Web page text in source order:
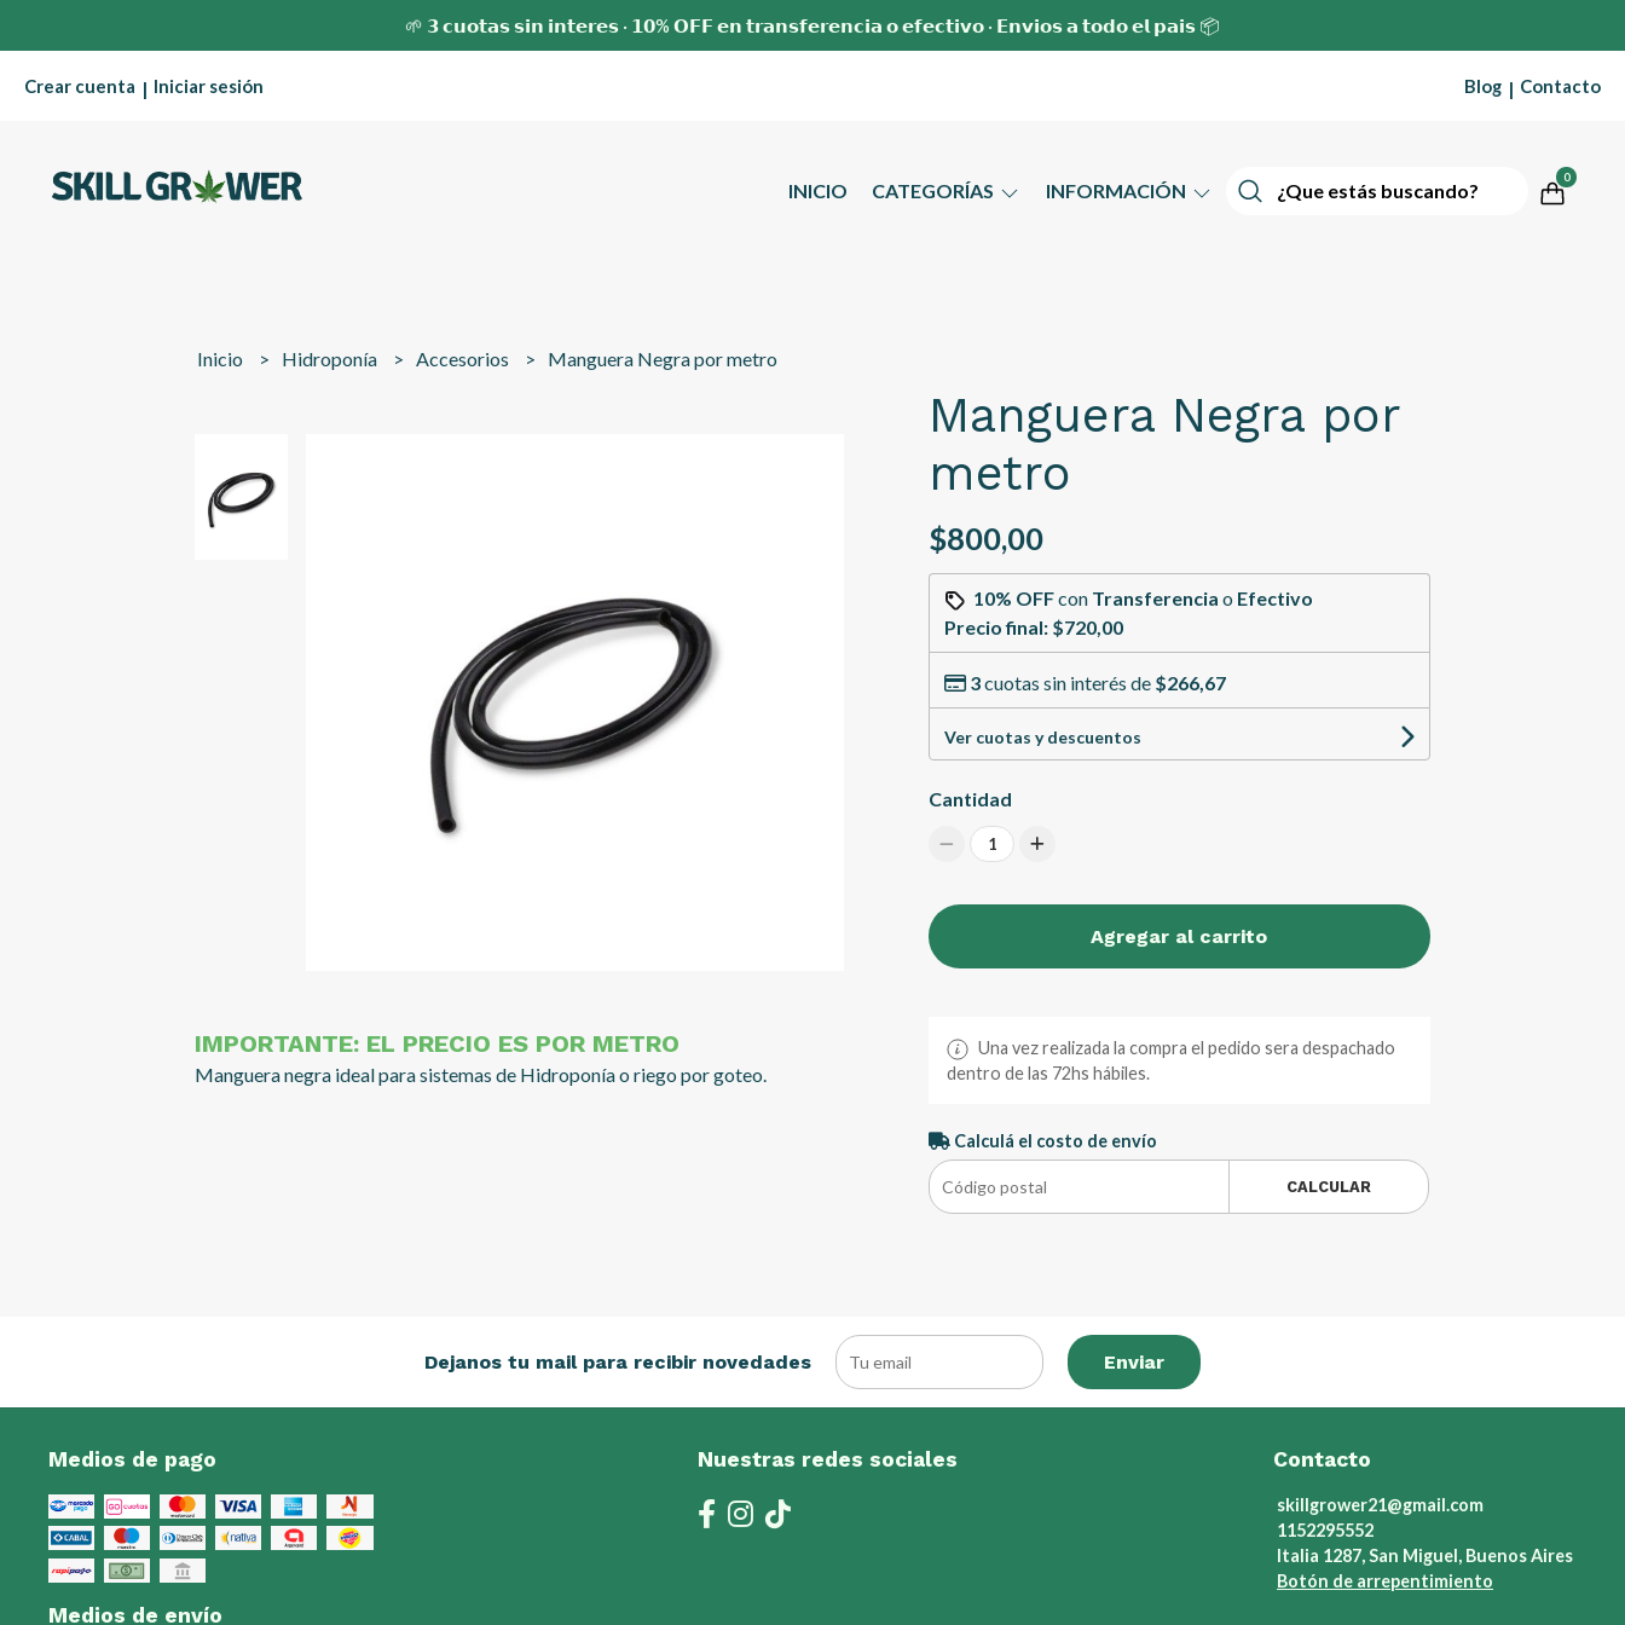
🌱 𝟯 𝗰𝘂𝗼𝘁𝗮𝘀 𝘀𝗶𝗻 𝗶𝗻𝘁𝗲𝗿𝗲𝘀 · 𝟭𝟬% 𝗢𝗙𝗙 𝗲𝗻 𝘁𝗿𝗮𝗻𝘀𝗳𝗲𝗿𝗲𝗻𝗰𝗶𝗮 𝗼 𝗲𝗳𝗲𝗰𝘁𝗶𝘃𝗼 · 𝗘𝗻𝘃𝗶𝗼𝘀 𝗮 𝘁𝗼𝗱𝗼 𝗲𝗹 𝗽𝗮𝗶𝘀 📦
Crear cuenta | Iniciar sesión Blog | Contacto
INICIO CATEGORÍAS INFORMACIÓN
0
Inicio Hidroponía Accesorios Manguera Negra por metro
IMPORTANTE: EL PRECIO ES POR METRO
Manguera negra ideal para sistemas de Hidroponía o riego por goteo.
Manguera Negra por
metro
$800,00
10% OFFcon Transferencia o Efectivo
Precio final: $720,00
3cuotas sin interés de $266,67
Ver cuotas y descuentos
Cantidad
1
Agregar al carrito
Una vez realizada la compra el pedido sera despachado
dentro de las 72hs hábiles.
Calculá el costo de envío
CALCULAR
Dejanos tu mail para recibir novedades Enviar
Medios de pago
Medios de envío
Nuestras redes sociales Contacto
skillgrower21@gmail.com
1152295552
Italia 1287, San Miguel, Buenos Aires
Botón de arrepentimiento